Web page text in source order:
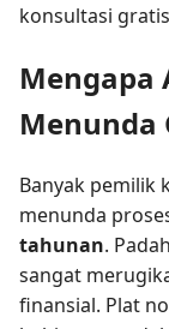
konsultasi
Mengapa
Menunda
Banyak pemilik
menunda
tahunan.
sangat
finansial. Plat